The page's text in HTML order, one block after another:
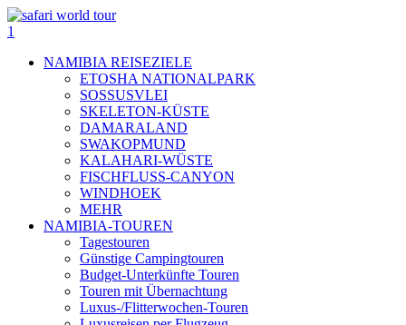
NAMIBIA REISEZIELE
ETOSHA NATIONALPARK
SOSSUSVLEI
SKELETON-KÜSTE
DAMARALAND
SWAKOPMUND
KALAHARI-WÜSTE
FISCHFLUSS-CANYON
WINDHOEK
MEHR
NAMIBIA-TOUREN
Tagestouren
Günstige Campingtouren
Budget-Unterkünfte Touren
Touren mit Übernachtung
Luxus-/Flitterwochen-Touren